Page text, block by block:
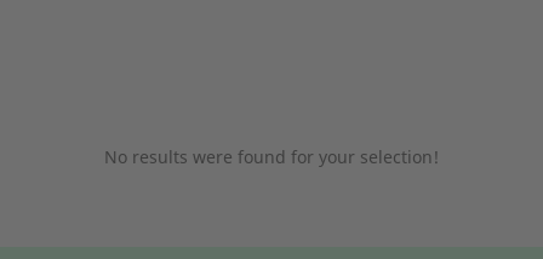
No results were found for your selection!